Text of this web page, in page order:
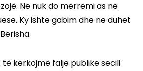
Ne nuk do merremi as në
Ky ishte gabim dhe ne duhet
të kërkojmë falje publike secili